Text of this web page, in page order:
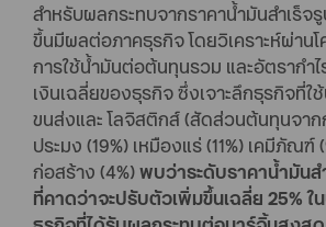
สำหรับผลกระทบจากราคาน้ำมันสำเร็จรู
ขึ้นมีผลต่อภาคธุรกิจ โดยวิเคราะห์ผ่าน
การใช้น้ำมันต่อต้นทุนรวม และอัตรากำ
เงินเฉลี่ยของธุรกิจ ซึ่งเจาะลึกธุรกิจที่ใ
ขนส่งและ โลจิสติกส์ (สัดส่วนต้นทุนจาก
ประมง (19%) เหมืองแร่ (11%) เคมีภัณฑ์
ก่อสร้าง (4%)พบว่าระดับราคาน้ำมันส
ที่คาดว่าจะปรับตัวเพิ่มขึ้นเฉลี่ย 25% ใ